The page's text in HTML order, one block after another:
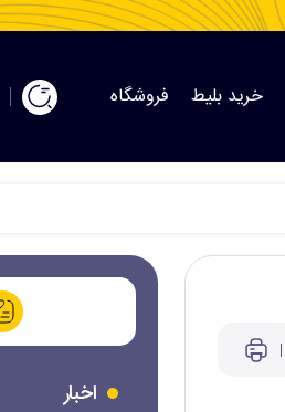
خرید بلیط فروشگاه
اخبار